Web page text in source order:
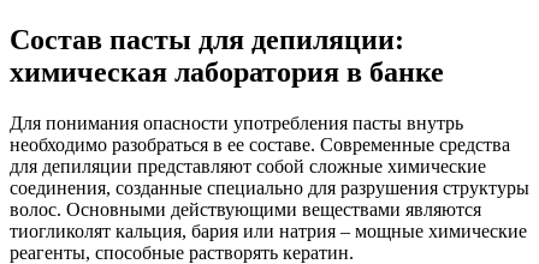
Состав пасты для депиляции:
химическая лаборатория в банке
Для понимания опасности употребления пасты внутрь
необходимо разобраться в ее составе. Современные средства
для депиляции представляют собой сложные химические
соединения, созданные специально для разрушения структуры
волос. Основными действующими веществами являются
тиогликолят кальция, бария или натрия – мощные химические
реагенты, способные растворять кератин.